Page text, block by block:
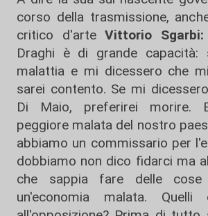
corso della trasmissione,
critico d'arteVittorio Sgarbi:
Draghi è di grande capacità:
malattia e mi dicessero che
sarei contento. Se mi
Di Maio, preferirei morire.
peggiore malata del nostro
abbiamo un commissario per
dobbiamo non dico fidarci ma
che sappia fare delle cose
un'economia malata. Quelli